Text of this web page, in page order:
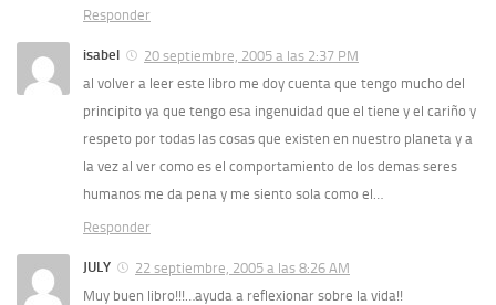
Responder
isabel
20 septiembre, 2005 a las 2:37 PM
al volver a leer este libro me doy cuenta que tengo mucho del
principito ya que tengo esa ingenuidad que el tiene y el cariño y
respeto por todas las cosas que existen en nuestro planeta y a
la vez al ver como es el comportamiento de los demas seres
humanos me da pena y me siento sola como el…
Responder
JULY
22 septiembre, 2005 a las 8:26 AM
Muy buen libro!!!…ayuda a reflexionar sobre la vida!!